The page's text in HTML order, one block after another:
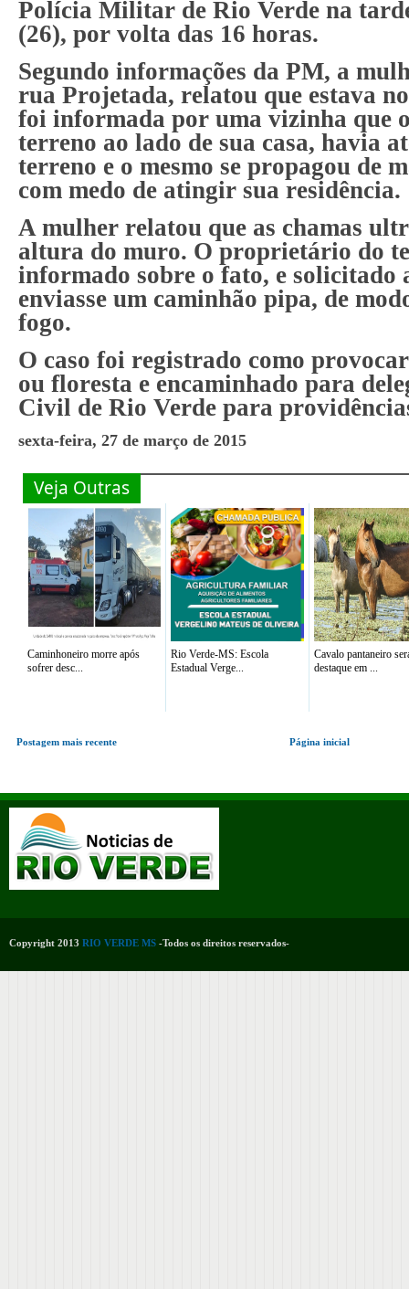
Polícia Militar de Rio Verde na
(26), por volta das 16 horas.
Segundo informações da PM, a
rua Projetada, relatou que estava
foi informada por uma vizinha que
terreno ao lado de sua casa, havia
terreno e o mesmo se propagou de
com medo de atingir sua residência.
A mulher relatou que as chamas
altura do muro. O proprietário do
informado sobre o fato, e solicitado
enviasse um caminhão pipa, de
fogo.
O caso foi registrado como
ou floresta e encaminhado para
Civil de Rio Verde para
sexta-feira, 27 de março de 2015
Veja Outras
Caminhoneiro morre após
sofrer desc...
Rio Verde-MS: Escola
Estadual Verge...
Cavalo pantaneiro
destaque em ...
Postagem mais recente Página inicial
Copyright 2013 RIO VERDE MS -Todos os direitos reservados-